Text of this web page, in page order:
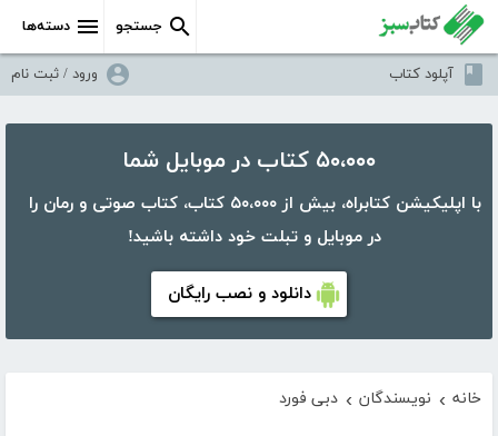
دسته‌ها جستجو
آپلود کتاب ورود / ثبت نام
۵۰،۰۰۰ کتاب در موبایل شما
با اپلیکیشن کتابراه، بیش از ۵۰،۰۰۰ کتاب، کتاب صوتی و رمان را
در موبایل و تبلت خود داشته باشید!
دانلود و نصب رایگان
خانه › نویسندگان › دبی فورد